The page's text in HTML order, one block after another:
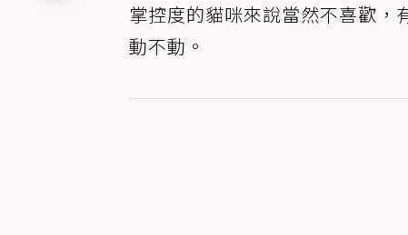
掌控度的貓咪來說當然不喜歡，
動不動。